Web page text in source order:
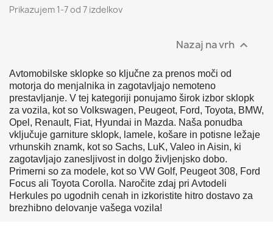
Prikazujem 1-7 od 7 izdelkov
Nazaj na vrh 
Avtomobilske sklopke so ključne za prenos moči od
motorja do menjalnika in zagotavljajo nemoteno
prestavljanje. V tej kategoriji ponujamo širok izbor sklopk
za vozila, kot so Volkswagen, Peugeot, Ford, Toyota, BMW,
Opel, Renault, Fiat, Hyundai in Mazda. Naša ponudba
vključuje garniture sklopk, lamele, košare in potisne ležaje
vrhunskih znamk, kot so Sachs, LuK, Valeo in Aisin, ki
zagotavljajo zanesljivost in dolgo življenjsko dobo.
Primerni so za modele, kot so VW Golf, Peugeot 308, Ford
Focus ali Toyota Corolla. Naročite zdaj pri Avtodeli
Herkules po ugodnih cenah in izkoristite hitro dostavo za
brezhibno delovanje vašega vozila!